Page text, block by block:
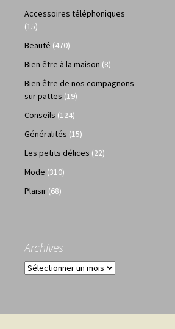
Accessoires téléphoniques
(15)
Beauté (470)
Bien être à la maison (8)
Bien être de nos compagnons
sur pattes (19)
Conseils (124)
Généralités (15)
Les petits délices (22)
Mode (310)
Plaisir (68)
Archives
Archives